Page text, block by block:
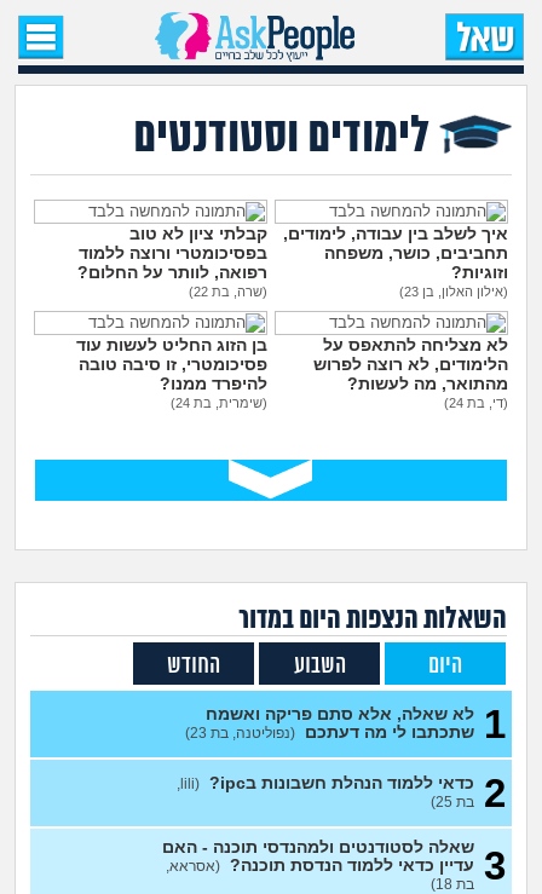
עמוד הבית
שאלות חדשות
שאלות שעוררו עניין
עצות חדשות
מה קורה כאן?
מתחם הטיפים
מדורים
זוגיות
הורות ומשפחה
מתבגרים
מהבקו"ם... ועד מתי?!
לימודים וסטודנטים
חיפוש שאלות
הרשמה
לימודים וסטודנטים
איך לשלב בין עבודה, לימודים,
תחביבים, כושר, משפחה
וזוגיות?
(אילון האלון, בן 23)
קבלתי ציון לא טוב
בפסיכומטרי ורוצה ללמוד
רפואה, לוותר על החלום?
(שרה, בת 22)
לא מצליחה להתאפס על
הלימודים, לא רוצה לפרוש
מהתואר, מה לעשות?
(די, בת 24)
בן הזוג החליט לעשות עוד
פסיכומטרי, זו סיבה טובה
להיפרד ממנו?
(שימרית, בת 24)
השאלות הנצפות היוםבמדור
היום השבוע החודש
1
לא שאלה, אלא סתם פריקה ואשמח
שתכתבו לי מה דעתכם (נפוליטנה, בת 23)
2 כדאי ללמוד הנהלת חשבונות בipc?
(lili,
בת 25)
3 שאלה לסטודנטים ולמהנדסי תוכנה - האם
עדיין כדאי ללמוד הנדסת תוכנה? (אסראא,
בת 18)